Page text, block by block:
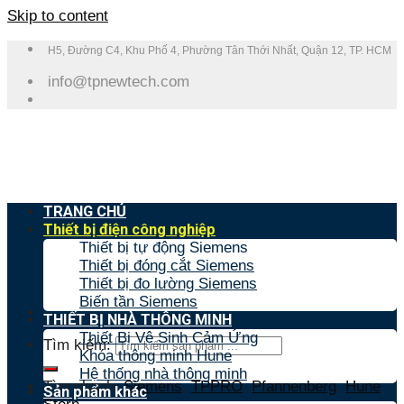
Skip to content
H5, Đường C4, Khu Phố 4, Phường Tân Thới Nhất, Quận 12, TP. HCM
info@tpnewtech.com
Tìm kiếm:
Tìm nhanh:Siemens,TPPRO,Pfannenberg,Hune,
TRANG CHỦ
Thiết bị điện công nghiệp
Thiết bị tự động Siemens
Thiết bị đóng cắt Siemens
Thiết bị đo lường Siemens
Biến tần Siemens
THIẾT BỊ NHÀ THÔNG MINH
Thiết Bị Vệ Sinh Cảm Ứng
Khóa thông minh Hune
Hệ thống nhà thông minh
Sản phẩm khác